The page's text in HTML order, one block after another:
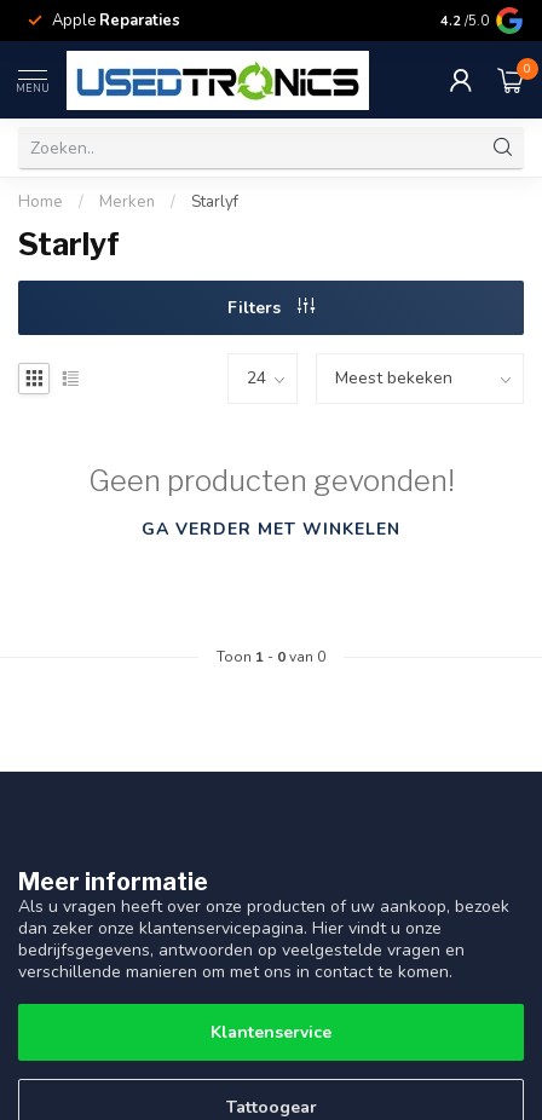
Apple Reparaties Samsung
4.2 /5.0
MENU
0
Home / Merken / Starlyf
Starlyf
Filters
Geen producten gevonden!
GA VERDER MET WINKELEN
Toon 1 - 0van 0
Meer informatie
Als u vragen heeft over onze producten of uw aankoop, bezoek
dan zeker onze klantenservicepagina. Hier vindt u onze
bedrijfsgegevens, antwoorden op veelgestelde vragen en
verschillende manieren om met ons in contact te komen.
Klantenservice
Tattoogear